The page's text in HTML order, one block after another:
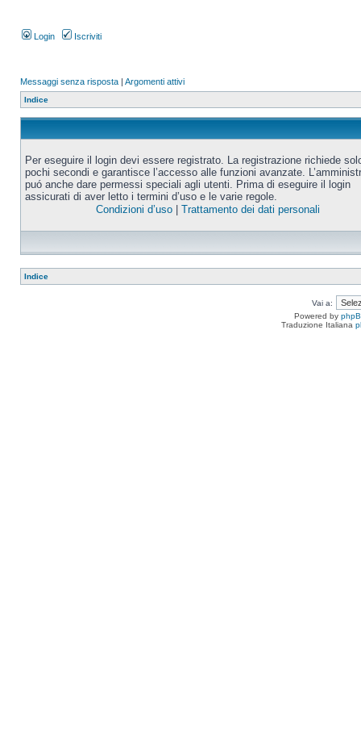
Login Iscriviti
Messaggi senza risposta | Argomenti attivi
Indice
Per eseguire il login devi essere registrato. La registrazione richiede
pochi secondi e garantisce l’accesso alle funzioni avanzate.
puó anche dare permessi speciali agli utenti. Prima di eseguire il login
assicurati di aver letto i termini d’uso e le varie regole.
Condizioni d’uso| Trattamento dei dati personali
Indice
Vai a:
Powered by
Traduzione Italiana